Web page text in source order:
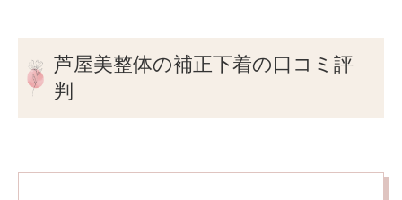
芦屋美整体の補正下着の口コミ評
判